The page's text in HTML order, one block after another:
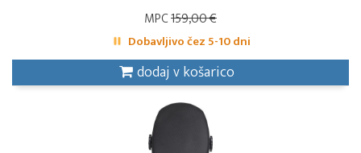
MPC159,00 €
Dobavljivo čez 5-10 dni
dodaj v košarico